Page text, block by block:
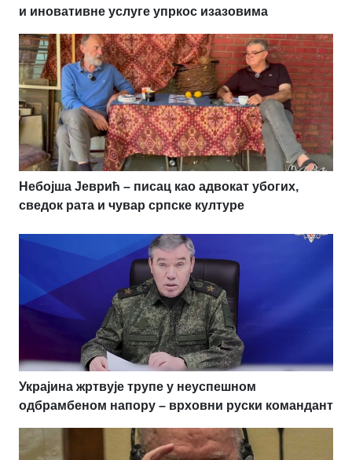
и иновативне услуге упркос изазовима
Небојша Јеврић – писац као адвокат убогих,
сведок рата и чувар српске културе
Украјина жртвује трупе у неуспешном
одбрамбеном напору – врховни руски командант